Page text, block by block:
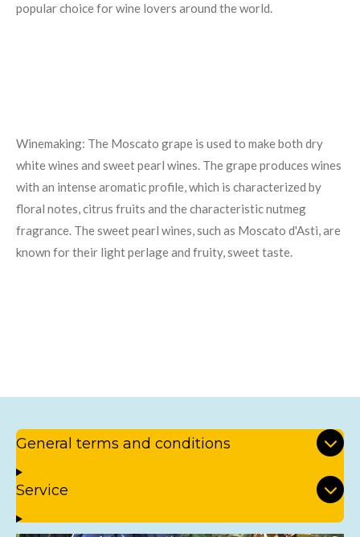
popular choice for wine lovers around the world.
Winemaking: The Moscato grape is used to make both dry
white wines and sweet pearl wines. The grape produces wines
with an intense aromatic profile, which is characterized by
floral notes, citrus fruits and the characteristic nutmeg
fragrance. The sweet pearl wines, such as Moscato d'Asti, are
known for their light perlage and fruity, sweet taste.
General terms and conditions
Service